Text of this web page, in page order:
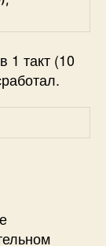
1 такт (10